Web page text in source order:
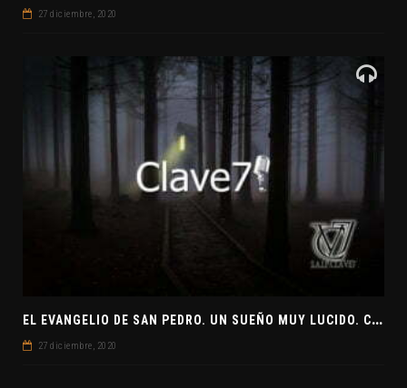
27 diciembre, 2020
E
L EVANGELIO DE SAN PEDRO. UN SUEÑO MUY LUCIDO. CLAVE7 NEWS ¿PREPARADOS PARA UNA VISITA EXTRATERRESTRE?
27 diciembre, 2020